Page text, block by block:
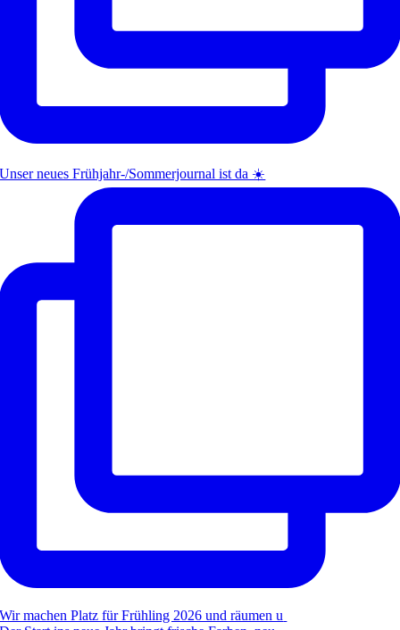
Unser neues Frühjahr-/Sommerjournal ist da ☀️
Wir machen Platz für Frühling 2026 und räumen u